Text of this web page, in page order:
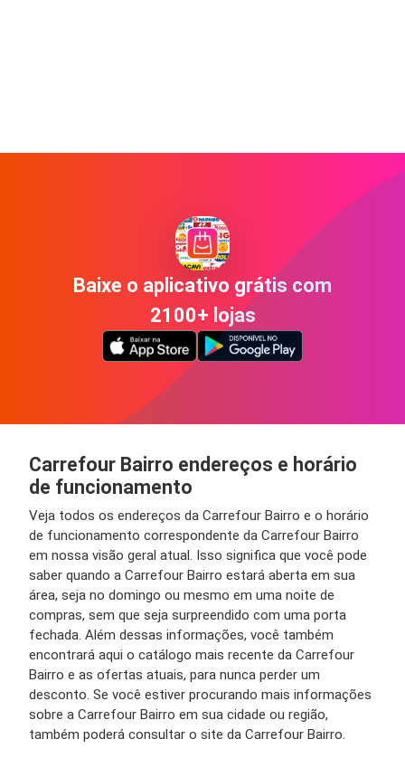
Baixe o aplicativo grátis com
2100+ lojas
Carrefour Bairro endereços e horário
de funcionamento
Veja todos os endereços da Carrefour Bairro e o horário
de funcionamento correspondente da Carrefour Bairro
em nossa visão geral atual. Isso significa que você pode
saber quando a Carrefour Bairro estará aberta em sua
área, seja no domingo ou mesmo em uma noite de
compras, sem que seja surpreendido com uma porta
fechada. Além dessas informações, você também
encontrará aqui o catálogo mais recente da Carrefour
Bairro e as ofertas atuais, para nunca perder um
desconto. Se você estiver procurando mais informações
sobre a Carrefour Bairro em sua cidade ou região,
também poderá consultar o site da Carrefour Bairro.